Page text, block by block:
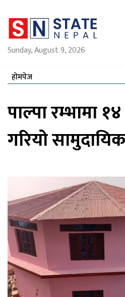
Sunday, August 9, 2026
होमपेज
पाल्पा रम्भामा
गरियो